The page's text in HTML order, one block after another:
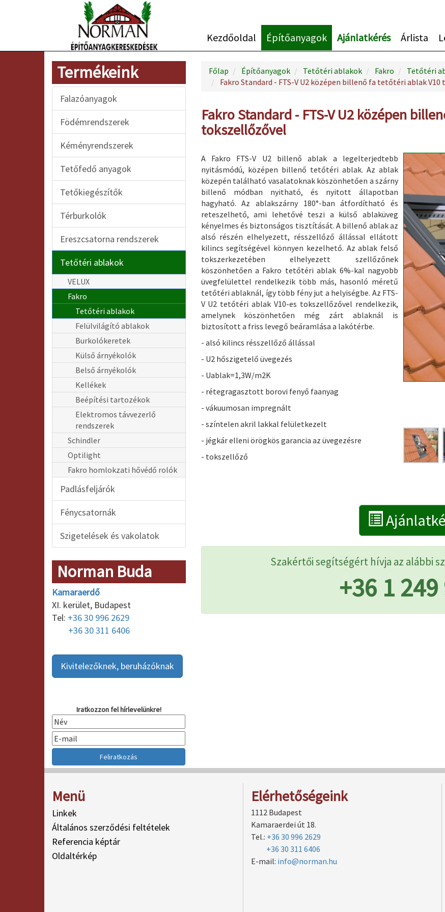
Kezdőoldal Építőanyagok Ajánlatkérés Árlista
Főlap Építőanyagok Tetőtéri ablakok Fakro
Tetőtéri
Fakro Standard - FTS-V U2 középen billenő fa tetőtéri ablak
Fakro Standard - FTS-V U2 középen
tokszellőzővel
A Fakro FTS-V U2 billenő ablak a legelterjedtebb
nyitásmódú, középen billenő tetőtéri ablak. Az ablak
közepén található vasalatoknak köszönhetően a szárny
billenő módban nyitható, és nyitott állapotban
hagyható. Az ablakszárny 180°-ban átfordítható és
reteszelhető, ami lehetővé teszi a külső ablaküveg
kényelmes és biztonságos tisztítását. A billenő ablak az
alsó részén elhelyezett, résszellőző állással ellátott
kilincs segítségével könnyen kezelhető. Az ablak felső
tokszerkezetében elhelyezett szellőzőnek
köszönhetően a Fakro tetőtéri ablak 6%-kal nagyobb
üvegfelülettel rendelkezik több más, hasonló méretű
tetőtéri ablaknál, így több fény jut a helyiségbe. Az FTS-
V U2 tetőtéri ablak V10-es tokszellőzővel rendelkezik,
amelynek köszönhetően még zárt ablaknál is
biztosított a friss levegő beáramlása a lakótérbe.
- alsó kilincs résszellőző állással
- U2 hőszigetelő üvegezés
- Uablak=1,3W/m2K
- rétegragasztott borovi fenyő faanyag
- vákuumosan impregnált
- színtelen akril lakkal felületkezelt
- jégkár elleni örögkös garancia az üvegezésre
- tokszellőző
Szakértői segítségért hívja az alábbi
+36 1
Termékeink
Falazóanyagok
Födémrendszerek
Kéményrendszerek
Tetőfedő anyagok
Tetőkiegészítők
Térburkolók
Ereszcsatorna rendszerek
Tetőtéri ablakok
VELUX
Fakro
Tetőtéri ablakok
Felülvilágító ablakok
Burkolókeretek
Külső árnyékolók
Belső árnyékolók
Kellékek
Beépítési tartozékok
Elektromos távvezerlő
rendszerek
Schindler
Optilight
Fakro homlokzati hővédő rolók
Padlásfeljárók
Fénycsatornák
Szigetelések és vakolatok
Norman Buda
Kamaraerdő
XI. kerület, Budapest
Tel: +36 30 996 2629
+36 30 311 6406
Kivitelezőknek, beruházóknak
Iratkozzon fel hírlevelünkre!
Menü
Linkek
Általános szerződési feltételek
Referencia képtár
Oldaltérkép
Elérhetőségeink
1112 Budapest
Kamaraerdei út 18.
Tel.: +36 30 996 2629
+36 30 311 6406
E-mail: info@norman.hu